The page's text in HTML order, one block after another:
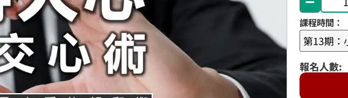
課程時間：